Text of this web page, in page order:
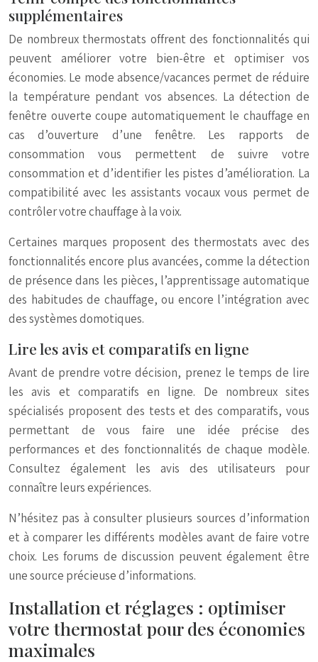
supplémentaires
De nombreux thermostats offrent des fonctionnalités qui
peuvent améliorer votre bien-être et optimiser vos
économies. Le mode absence/vacances permet de réduire
la température pendant vos absences. La détection de
fenêtre ouverte coupe automatiquement le chauffage en
cas d’ouverture d’une fenêtre. Les rapports de
consommation vous permettent de suivre votre
consommation et d’identifier les pistes d’amélioration. La
compatibilité avec les assistants vocaux vous permet de
contrôler votre chauffage à la voix.
Certaines marques proposent des thermostats avec des
fonctionnalités encore plus avancées, comme la détection
de présence dans les pièces, l’apprentissage automatique
des habitudes de chauffage, ou encore l’intégration avec
des systèmes domotiques.
Lire les avis et comparatifs en ligne
Avant de prendre votre décision, prenez le temps de lire
les avis et comparatifs en ligne. De nombreux sites
spécialisés proposent des tests et des comparatifs, vous
permettant de vous faire une idée précise des
performances et des fonctionnalités de chaque modèle.
Consultez également les avis des utilisateurs pour
connaître leurs expériences.
N’hésitez pas à consulter plusieurs sources d’information
et à comparer les différents modèles avant de faire votre
choix. Les forums de discussion peuvent également être
une source précieuse d’informations.
Installation et réglages : optimiser
votre thermostat pour des économies
maximales